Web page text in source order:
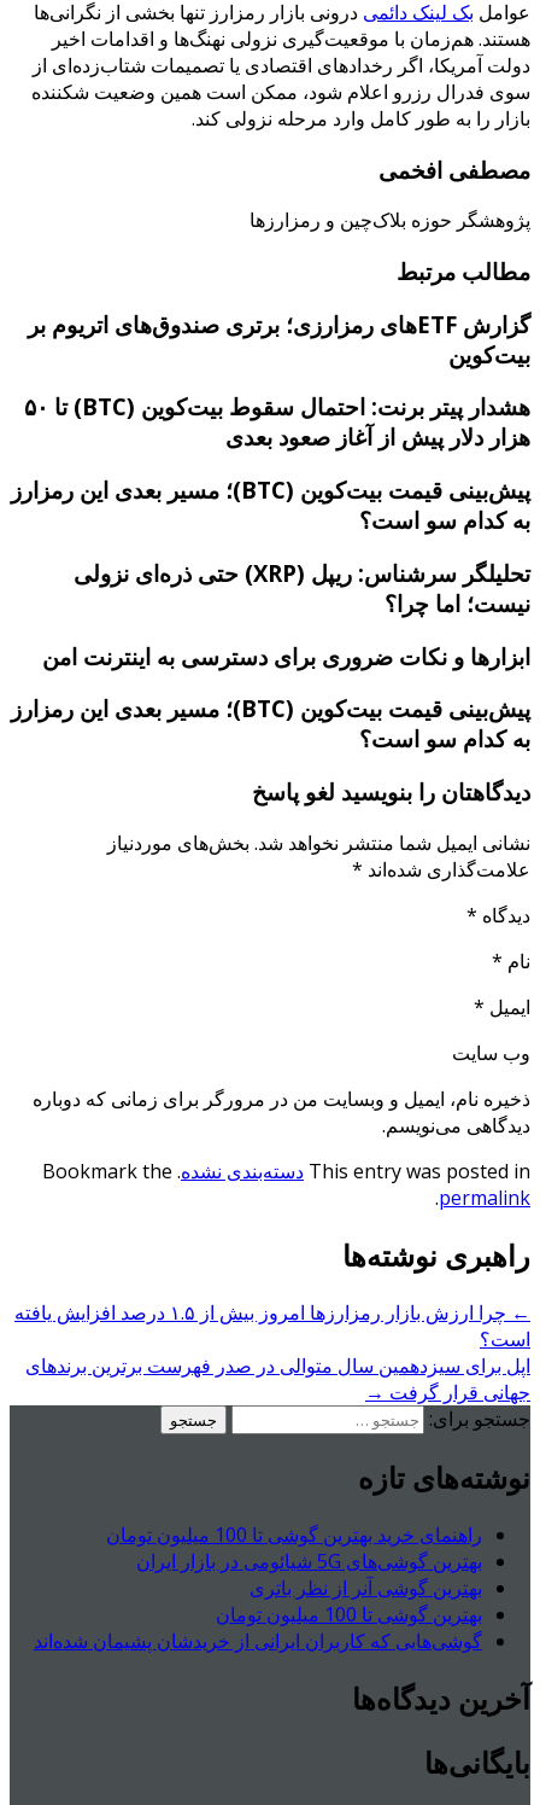
عوامل بک لینک دائمی درونی بازار رمزارز تنها بخشی از نگرانی‌ها
هستند. هم‌زمان با موقعیت‌گیری نزولی نهنگ‌ها و اقدامات اخیر
دولت آمریکا، اگر رخدادهای اقتصادی یا تصمیمات شتاب‌زده‌ای از
سوی فدرال رزرو اعلام شود، ممکن است همین وضعیت شکننده
بازار را به‌ طور کامل وارد مرحله نزولی کند.
مصطفی افخمی
پژوهشگر حوزه بلاک‌چین و رمزارزها
مطالب مرتبط
گزارش ETF‌های رمزارزی؛ برتری صندوق‌های اتریوم بر
بیت‌کوین
هشدار پیتر برنت: احتمال سقوط بیت‌کوین (BTC) تا ۵۰
هزار دلار پیش از آغاز صعود بعدی
پیش‌بینی قیمت بیت‌کوین (BTC)؛ مسیر بعدی این رمزارز
به کدام سو است؟
تحلیلگر سرشناس: ریپل (XRP) حتی ذره‌ای نزولی
نیست؛ اما چرا؟
ابزارها و نکات ضروری برای دسترسی به اینترنت امن
پیش‌بینی قیمت بیت‌کوین (BTC)؛ مسیر بعدی این رمزارز
به کدام سو است؟
دیدگاهتان را بنویسید لغو پاسخ
نشانی ایمیل شما منتشر نخواهد شد. بخش‌های موردنیاز
علامت‌گذاری شده‌اند *
دیدگاه *
نام *
ایمیل *
وب‌ سایت
ذخیره نام، ایمیل و وبسایت من در مرورگر برای زمانی که دوباره
دیدگاهی می‌نویسم.
This entry was posted in دسته‌بندی نشده. Bookmark the
permalink
.
راهبری نوشته‌ها
←
چرا ارزش بازار رمزارزها امروز بیش از ۱.۵ درصد افزایش یافته
است؟
اپل برای سیزدهمین سال متوالی در صدر فهرست برترین برندهای
جهانی قرار گرفت →
جستجو برای:
نوشته‌های تازه
راهنمای خرید بهترین گوشی تا 100 میلیون تومان
بهترین گوشی‌های 5G شیائومی در بازار ایران
بهترین گوشی آنر از نظر باتری
بهترین گوشی تا 100 میلیون تومان
گوشی‌هایی که کاربران ایرانی از خریدشان پشیمان شده‌اند
آخرین دیدگاه‌ها
بایگانی‌ها